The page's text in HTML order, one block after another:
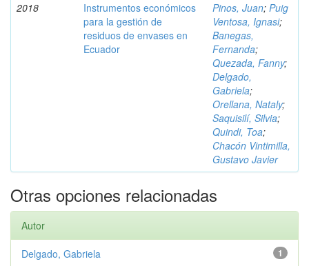
2018
Instrumentos económicos
para la gestión de
residuos de envases en
Ecuador
Pinos, Juan; Puig
Ventosa, Ignasi;
Banegas,
Fernanda;
Quezada, Fanny;
Delgado,
Gabriela;
Orellana, Nataly;
Saquisilí, Silvia;
Quindi, Toa;
Chacón Vintimilla,
Gustavo Javier
Otras opciones relacionadas
Autor
1
Delgado, Gabriela